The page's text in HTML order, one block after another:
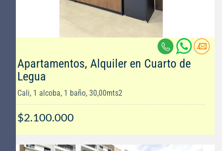
Apartamentos, Alquiler en Cuarto de
Legua
Cali, 1 alcoba, 1 baño, 30,00mts2
$2.100.000